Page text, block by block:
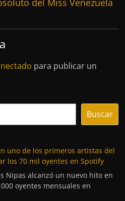
para publicar un
Buscar
uno de los primeros artistas del
los 70 mil oyentes en Spotify
Nipas alcanzó un nuevo hito en
oyentes mensuales en